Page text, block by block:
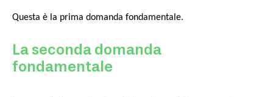
Questa è la prima domanda fondamentale.
La seconda domanda
fondamentale